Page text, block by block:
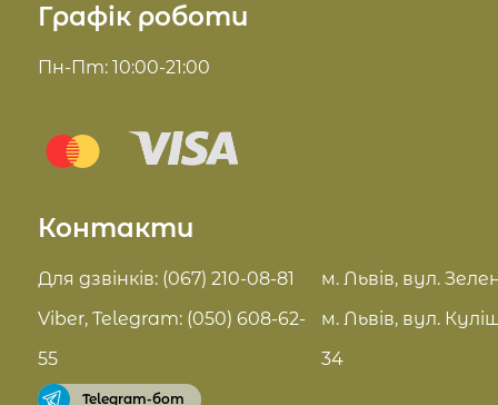
Графік роботи
Пн-Пт: 10:00-21:00
Косметика для волосся
Комплекси для обличчя
Актуальні знижки
Pro Age догляд
Відгуки
Договір оферти
Контакти
Для дзвінків: (067) 210-08-81
Viber, Telegram: (050) 608-62-
55
Telegram-бот
м. Львів, вул.
м. Львів, вул.
34